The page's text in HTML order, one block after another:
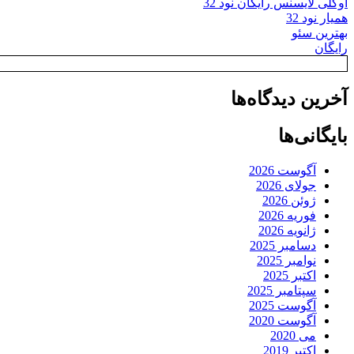
همیار نود 32
بهترین سئو
رایگان
آخرین دیدگاه‌ها
بایگانی‌ها
آگوست 2026
جولای 2026
ژوئن 2026
فوریه 2026
ژانویه 2026
دسامبر 2025
نوامبر 2025
اکتبر 2025
سپتامبر 2025
آگوست 2025
آگوست 2020
می 2020
اکتبر 2019